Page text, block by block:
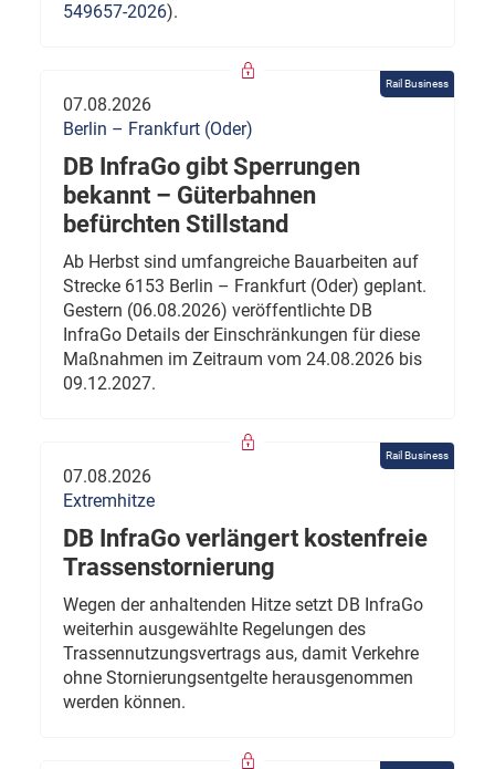
549657-2026).
Rail Business
07.08.2026
Berlin – Frankfurt (Oder)
DB InfraGo gibt Sperrungen
bekannt – Güterbahnen
befürchten Stillstand
Ab Herbst sind umfangreiche Bauarbeiten auf
Strecke 6153 Berlin – Frankfurt (Oder) geplant.
Gestern (06.08.2026) veröffentlichte DB
InfraGo Details der Einschränkungen für diese
Maßnahmen im Zeitraum vom 24.08.2026 bis
09.12.2027.
Rail Business
07.08.2026
Extremhitze
DB InfraGo verlängert kostenfreie
Trassenstornierung
Wegen der anhaltenden Hitze setzt DB InfraGo
weiterhin ausgewählte Regelungen des
Trassennutzungsvertrags aus, damit Verkehre
ohne Stornierungsentgelte herausgenommen
werden können.